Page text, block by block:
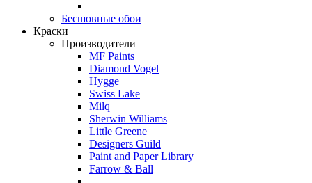
Бесшовные обои
Краски
Производители
MF Paints
Diamond Vogel
Hygge
Swiss Lake
Milq
Sherwin Williams
Little Greene
Designers Guild
Paint and Paper Library
Farrow & Ball